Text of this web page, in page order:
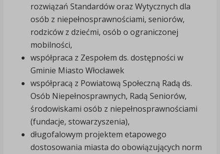
rozwiązań Standardów oraz Wytycznych dla
osób z niepełnosprawnościami, seniorów,
rodziców z dziećmi, osób o ograniczonej
mobilności,
współpraca z Zespołem ds. dostępności w
Gminie Miasto Włocławek
współpracą z Powiatową Społeczną Radą ds.
Osób Niepełnosprawnych, Radą Seniorów,
środowiskami osób z niepełnosprawnościami
(fundacje, stowarzyszenia),
długofalowym projektem etapowego
dostosowania miasta do obowiązujących norm